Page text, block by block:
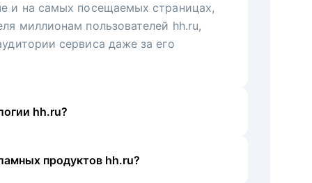
и на самых посещаемых страницах,
миллионам пользователей hh.ru,
сервиса даже за его
hh.ru?
продуктов hh.ru?